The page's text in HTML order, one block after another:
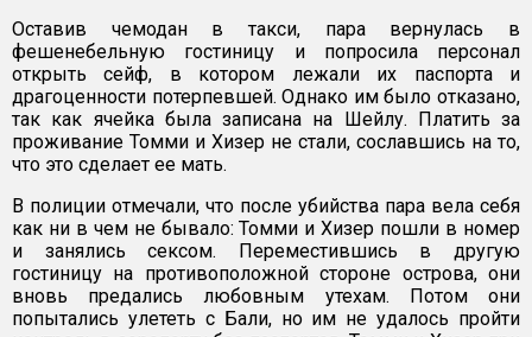
Оставив чемодан в такси, пара вернулась в
фешенебельную гостиницу и попросила персонал
открыть сейф, в котором лежали их паспорта и
драгоценности потерпевшей. Однако им было отказано,
так как ячейка была записана на Шейлу. Платить за
проживание Томми и Хизер не стали, сославшись на то,
что это сделает ее мать.
В полиции отмечали, что после убийства пара вела себя
как ни в чем не бывало: Томми и Хизер пошли в номер
и занялись сексом. Переместившись в другую
гостиницу на противоположной стороне острова, они
вновь предались любовным утехам. Потом они
попытались улететь с Бали, но им не удалось пройти